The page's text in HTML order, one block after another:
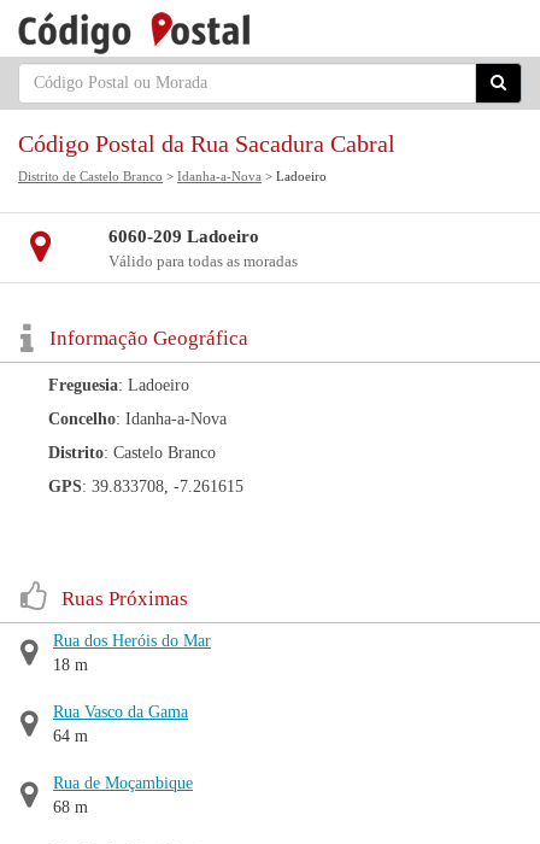
Código Postal da Rua Sacadura Cabral
Distrito de Castelo Branco > Idanha-a-Nova > Ladoeiro
6060-209 Ladoeiro
Válido para todas as moradas
Informação Geográfica
Freguesia: Ladoeiro
Concelho: Idanha-a-Nova
Distrito: Castelo Branco
GPS: 39.833708, -7.261615
Ruas Próximas
Rua dos Heróis do Mar
18 m
Rua Vasco da Gama
64 m
Rua de Moçambique
68 m